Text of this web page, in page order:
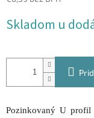
cena:
Skladom u
Pozinkovaný U profil